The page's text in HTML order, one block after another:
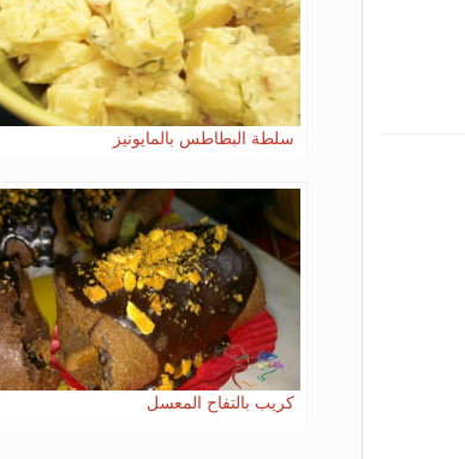
سلطة البطاطس بالمايونيز
كريب بالتفاح المعسل